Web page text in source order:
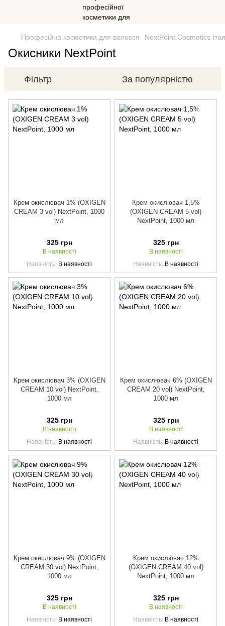
Професійна косметика для волосся NextPoint Cosmetics
Окисники NextPoint
Фільтр За популярністю
Крем окислювач 1% (OXIGEN
CREAM 3 vol) NextPoint, 1000
мл
325 грн
В наявності
Наявність В наявності
Крем окислювач 1,5%
(OXIGEN CREAM 5 vol)
NextPoint, 1000 мл
325 грн
В наявності
Наявність В наявності
Крем окислювач 3% (OXIGEN
CREAM 10 vol) NextPoint,
1000 мл
325 грн
В наявності
Наявність В наявності
Крем окислювач 6% (OXIGEN
CREAM 20 vol) NextPoint,
1000 мл
325 грн
В наявності
Наявність В наявності
Крем окислювач 9% (OXIGEN
CREAM 30 vol) NextPoint,
1000 мл
325 грн
В наявності
Наявність В наявності
Крем окислювач 12%
(OXIGEN CREAM 40 vol)
NextPoint, 1000 мл
325 грн
В наявності
Наявність В наявності